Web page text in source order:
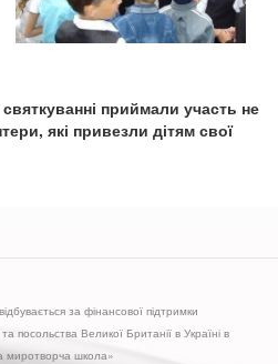
приймали участь не
які привезли дітям свої
за фінансової підтримки
Великої Британії в Україні в
миротворча школа»